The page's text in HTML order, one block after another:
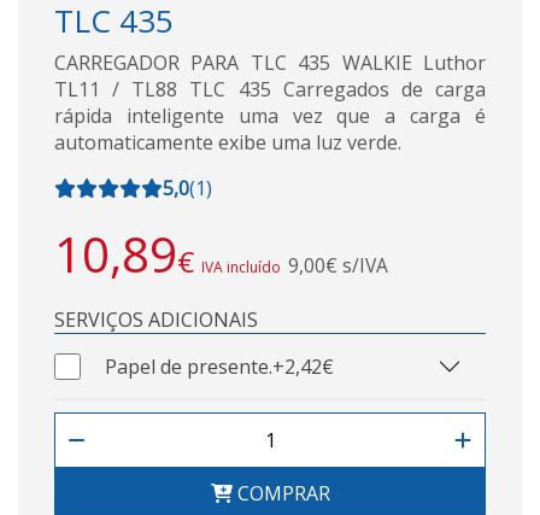
TLC 435
CARREGADOR PARA TLC 435 WALKIE Luthor
TL11 / TL88 TLC 435 Carregados de carga
rápida inteligente uma vez que a carga é
automaticamente exibe uma luz verde.
5,0(1)
10,89€ IVA incluído 9,00€ s/IVA
SERVIÇOS ADICIONAIS
Papel de presente.+2,42€
COMPRAR